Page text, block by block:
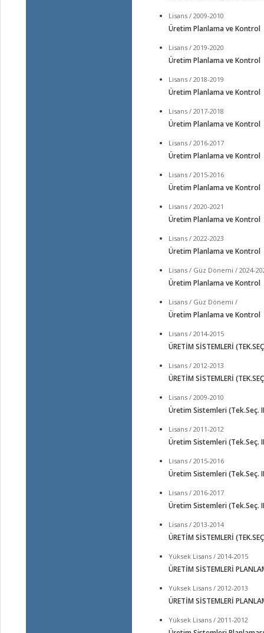
Lisans / 2009-2010
Üretim Planlama ve Kontrol
Lisans / 2019-2020
Üretim Planlama ve Kontrol
Lisans / 2018-2019
Üretim Planlama ve Kontrol
Lisans / 2017-2018
Üretim Planlama ve Kontrol
Lisans / 2016-2017
Üretim Planlama ve Kontrol
Lisans / 2015-2016
Üretim Planlama ve Kontrol
Lisans / 2020-2021
Üretim Planlama ve Kontrol
Lisans / 2022-2023
Üretim Planlama ve Kontrol
Lisans / Güz Dönemi / 2024-
Üretim Planlama ve Kontrol
Lisans / Güz Dönemi /
Üretim Planlama ve Kontrol
Lisans / 2014-2015
ÜRETİM SİSTEMLERİ
Lisans / 2012-2013
ÜRETİM SİSTEMLERİ
Lisans / 2009-2010
Üretim Sistemleri (Tek.Seç.
Lisans / 2011-2012
Üretim Sistemleri (Tek.Seç.
Lisans / 2015-2016
Üretim Sistemleri (Tek.Seç.
Lisans / 2016-2017
Üretim Sistemleri (Tek.Seç.
Lisans / 2013-2014
ÜRETİM SİSTEMLERİ
Yüksek Lisans / 2014-2015
ÜRETİM SİSTEMLERİ
Yüksek Lisans / 2012-2013
ÜRETİM SİSTEMLERİ
Yüksek Lisans / 2011-2012